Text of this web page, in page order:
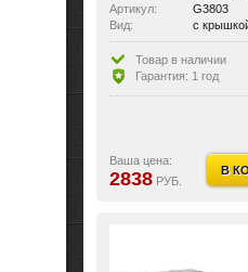
Артикул:
G3803
Вид:
с
Товар в наличии
Гарантия: 1 год
Ваша цена:
2838 РУБ.
В